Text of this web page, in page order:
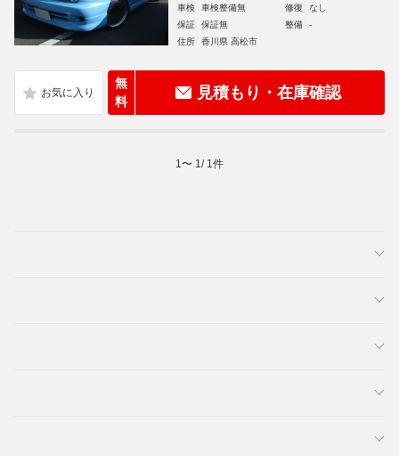
車検
車検整備無 修復
なし
保証
保証無 整備
-
住所
香川県 高松市
無
料
見積もり・在庫確認
1 〜 1 / 1 件